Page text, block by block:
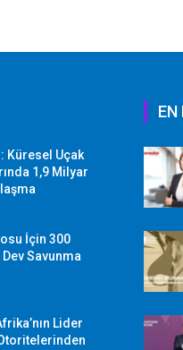
Küresel Uçak
1,9 Milyar
İçin 300
Savunma
Lider
EN